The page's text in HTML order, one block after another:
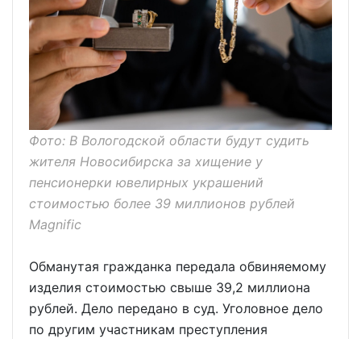
Фото: В Вологодской области будут судить
жителя Новосибирска за хищение у
пенсионерки ювелирных украшений
стоимостью более 39 миллионов рублей
Magnific
Обманутая гражданка передала обвиняемому
изделия стоимостью свыше 39,2 миллиона
рублей. Дело передано в суд. Уголовное дело
по другим участникам преступления